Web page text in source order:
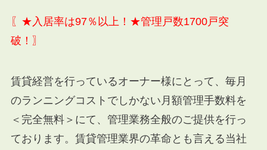
〖★入居率は97％以上！★管理戸数1700戸突
破！〗
賃貸経営を行っているオーナー様にとって、毎月
のランニングコストでしかない月額管理手数料を
＜完全無料＞にて、管理業務全般のご提供を行っ
ております。賃貸管理業界の革命とも言える当社